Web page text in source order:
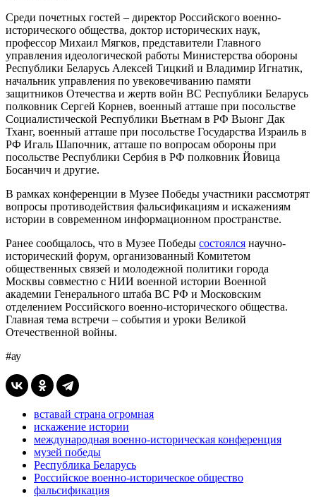
Среди почетных гостей – директор Российского военно-
исторического общества, доктор исторических наук,
профессор Михаил Мягков, представители Главного
управления идеологической работы Министерства обороны
Республики Беларусь Алексей Тицкий и Владимир Игнатик,
начальник управления по увековечиванию памяти
защитников Отечества и жертв войн ВС Республики Беларусь
полковник Сергей Корнев, военный атташе при посольстве
Социалистической Республики Вьетнам в РФ Выонг Дак
Тханг, военный атташе при посольстве Государства Израиль в
РФ Игаль Шапочник, атташе по вопросам обороны при
посольстве Республики Сербия в РФ полковник Йовица
Босанчич и другие.
В рамках конференции в Музее Победы участники рассмотрят
вопросы противодействия фальсификациям и искажениям
истории в современном информационном пространстве.
Ранее сообщалось, что в Музее Победы состоялся научно-
исторический форум, организованный Комитетом
общественных связей и молодежной политики города
Москвы совместно с НИИ военной истории Военной
академии Генерального штаба ВС РФ и Московским
отделением Российского военно-исторического общества.
Главная тема встречи – события и уроки Великой
Отечественной войны.
#ау
вставай страна огромная
искажение истории
международная военно-историческая конференция
музей победы
Республика Беларусь
Российское военно-историческое общество
фальсификация